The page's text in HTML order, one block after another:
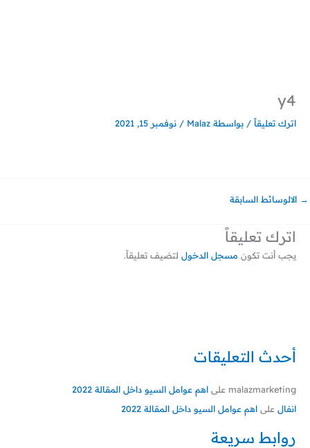
أحدث التعليقات
malazmarketing على اهم عوامل السيو داخل المقالة 2022
انفال على اهم عوامل السيو داخل المقالة 2022
روابط سريعة
y4
اترك تعليقاً / بواسطة Malaz
/ نوفمبر 15, 2021
→ الالوسائط السابقة
اترك تعليقاً
يجب أنت تكون مسجل الدخول لتضيف تعليقاً.